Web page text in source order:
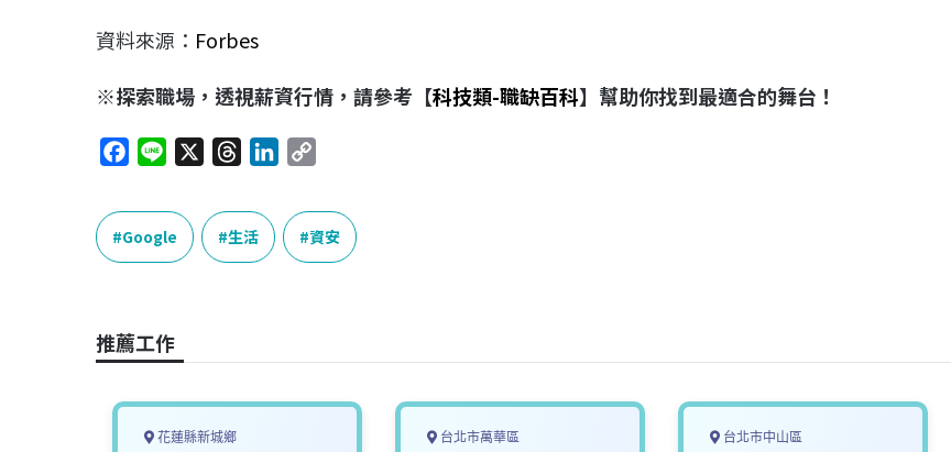
資料來源： Forbes
※探索職場，透視薪資行情，請參考【科技類-職缺百科】幫助你找到最適合的舞台！
c
e
b
k
n
e
r
e
a
k
p
y
L
Google 生活 資安
推薦工作
花蓮縣新城鄉 台北市萬華區 台北市中山區